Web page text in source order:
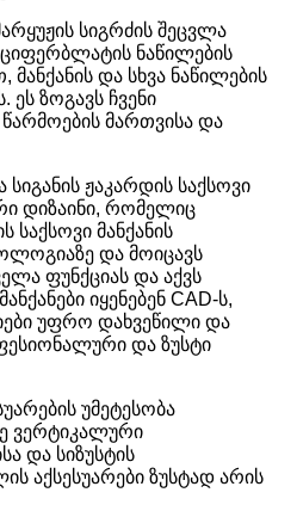
სიგრძის შეცვლა
ნაწილების
და სხვა ნაწილების
ზოგავს ჩვენი
მართვისა და
ჟაკარდის საქსოვი
დიზაინი, რომელიც
საქსოვი მანქანის
და მოიცავს
ფუნქციას და აქვს
იყენებენ CAD-ს,
უფრო დახვეწილი და
და ზუსტი
უმეტესობა
ვერტიკალური
და სიზუსტის
აქსესუარები ზუსტად არის